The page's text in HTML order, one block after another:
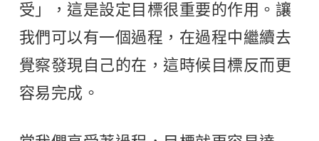
受」，這是設定目標很重要的作用。讓
我們可以有一個過程，在過程中繼續去
覺察發現自己的在，這時候目標反而更
容易完成。